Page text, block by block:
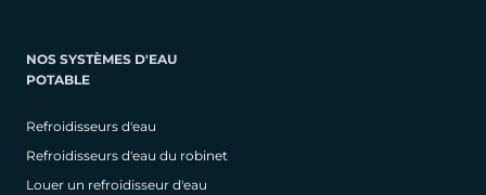
NOS SYSTÈMES D'EAU
POTABLE
Refroidisseurs d'eau
Refroidisseurs d'eau du robinet
Louer un refroidisseur d'eau